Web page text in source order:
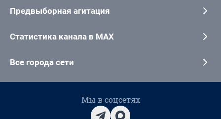
Предвыборная агитация
Статистика канала в MAX
Все города сети
Мы в соцсетях